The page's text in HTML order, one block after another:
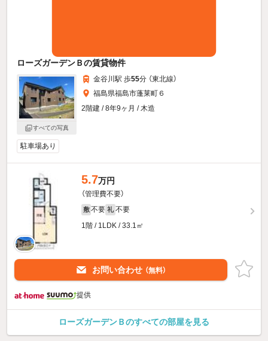
ローズガーデンＢの賃貸物件
すべての写真
金谷川駅 歩55分 （東北線）
福島県福島市蓬莱町６
2階建 / 8年9ヶ月 / 木造
駐車場あり
5.7万円
（管理費不要）
敷 不要 礼 不要
1階 / 1LDK / 33.1㎡
お問い合わせ （無料）
提供
ローズガーデンＢのすべての部屋を見る